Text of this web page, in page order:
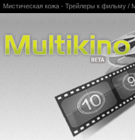
Multikino
Мистическая кожа - Трейлеры к фильму /